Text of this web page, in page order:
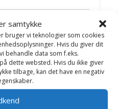
samtykke
bruger vi teknologier som cookies
Hvis du giver dit
behandle data som f.eks.
dette websted. Hvis du ikke giver
tilbage, kan det have en negativ